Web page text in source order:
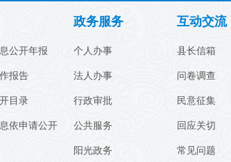
公开年报
报告
目录
依申请公开
政务服务
个人办事
法人办事
行政审批
公共服务
阳光政务
互动交流
县长信箱
问卷调查
民意征集
回应关切
常见问题